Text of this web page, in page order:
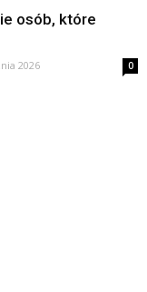
osób, które
2026 0